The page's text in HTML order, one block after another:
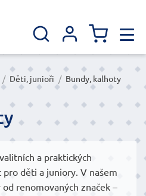
/ Děti, junioři / Bundy, kalhoty
a praktických
pro děti a juniory. V našem
renomovaných značek –